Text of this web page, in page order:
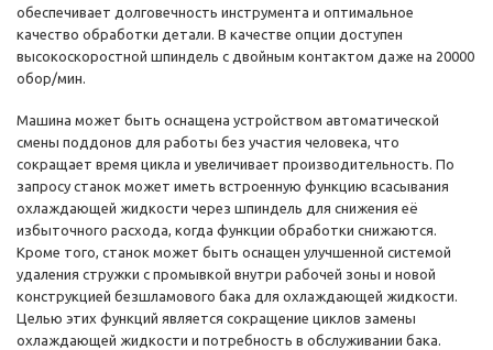
обеспечивает долговечность инструмента и оптимальное
качество обработки детали. В качестве опции доступен
высокоскоростной шпиндель с двойным контактом даже на 20000
обор/мин.
Машина может быть оснащена устройством автоматической
смены поддонов для работы без участия человека, что
сокращает время цикла и увеличивает производительность. По
запросу станок может иметь встроенную функцию всасывания
охлаждающей жидкости через шпиндель для снижения её
избыточного расхода, когда функции обработки снижаются.
Кроме того, станок может быть оснащен улучшенной системой
удаления стружки с промывкой внутри рабочей зоны и новой
конструкцией безшламового бака для охлаждающей жидкости.
Целью этих функций является сокращение циклов замены
охлаждающей жидкости и потребность в обслуживании бака.